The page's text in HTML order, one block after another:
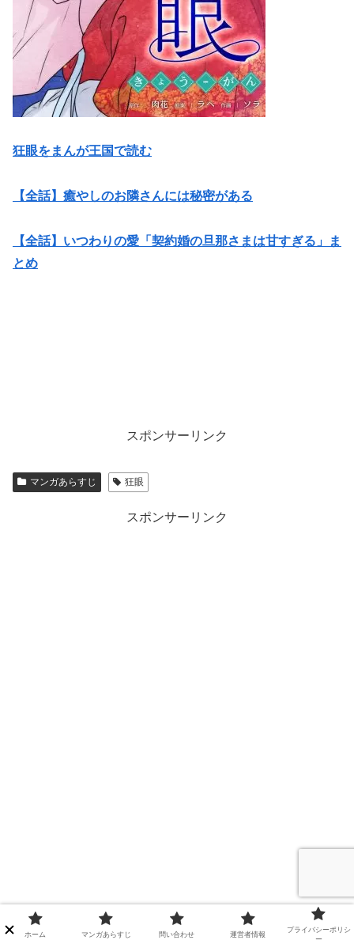
狂眼をまんが王国で読む
【全話】癒やしのお隣さんには秘密がある
【全話】いつわりの愛「契約婚の旦那さまは甘すぎる」ま
とめ
スポンサーリンク
マンガあらすじ 狂眼
スポンサーリンク
シェアする
ホーム マンガあらすじ 問い合わせ 運営者情報
プライバシーポリシ
ー